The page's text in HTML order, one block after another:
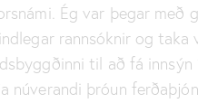
Ég var þegar með
rannsóknir og
til að fá
núverandi þróun